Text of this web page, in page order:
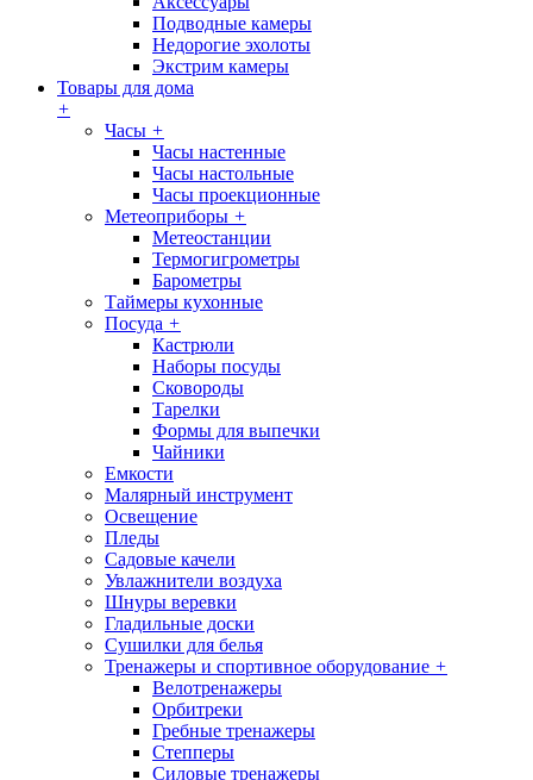
Подводные камеры
Недорогие эхолоты
Экстрим камеры
Товары для дома
+
Часы +
Часы настенные
Часы настольные
Часы проекционные
Метеоприборы +
Метеостанции
Термогигрометры
Барометры
Таймеры кухонные
Посуда +
Кастрюли
Наборы посуды
Сковороды
Тарелки
Формы для выпечки
Чайники
Емкости
Малярный инструмент
Освещение
Пледы
Садовые качели
Увлажнители воздуха
Шнуры веревки
Гладильные доски
Сушилки для белья
Тренажеры и спортивное оборудование +
Велотренажеры
Орбитреки
Гребные тренажеры
Степперы
Силовые тренажеры